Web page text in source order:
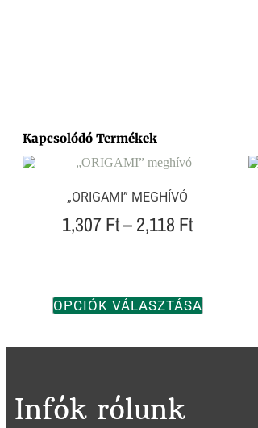
Kapcsolódó Termékek
„ORIGAMI” MEGHÍVÓ
1,307Ft–2,118 Ft
OPCIÓK VÁLASZTÁSA
Infók rólunk